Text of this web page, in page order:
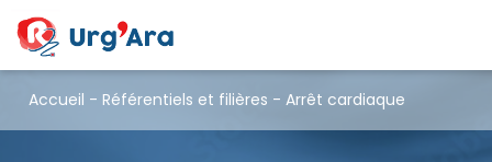
Accueil - Référentiels et filières - Arrêt cardiaque
Arrêt cardiaque